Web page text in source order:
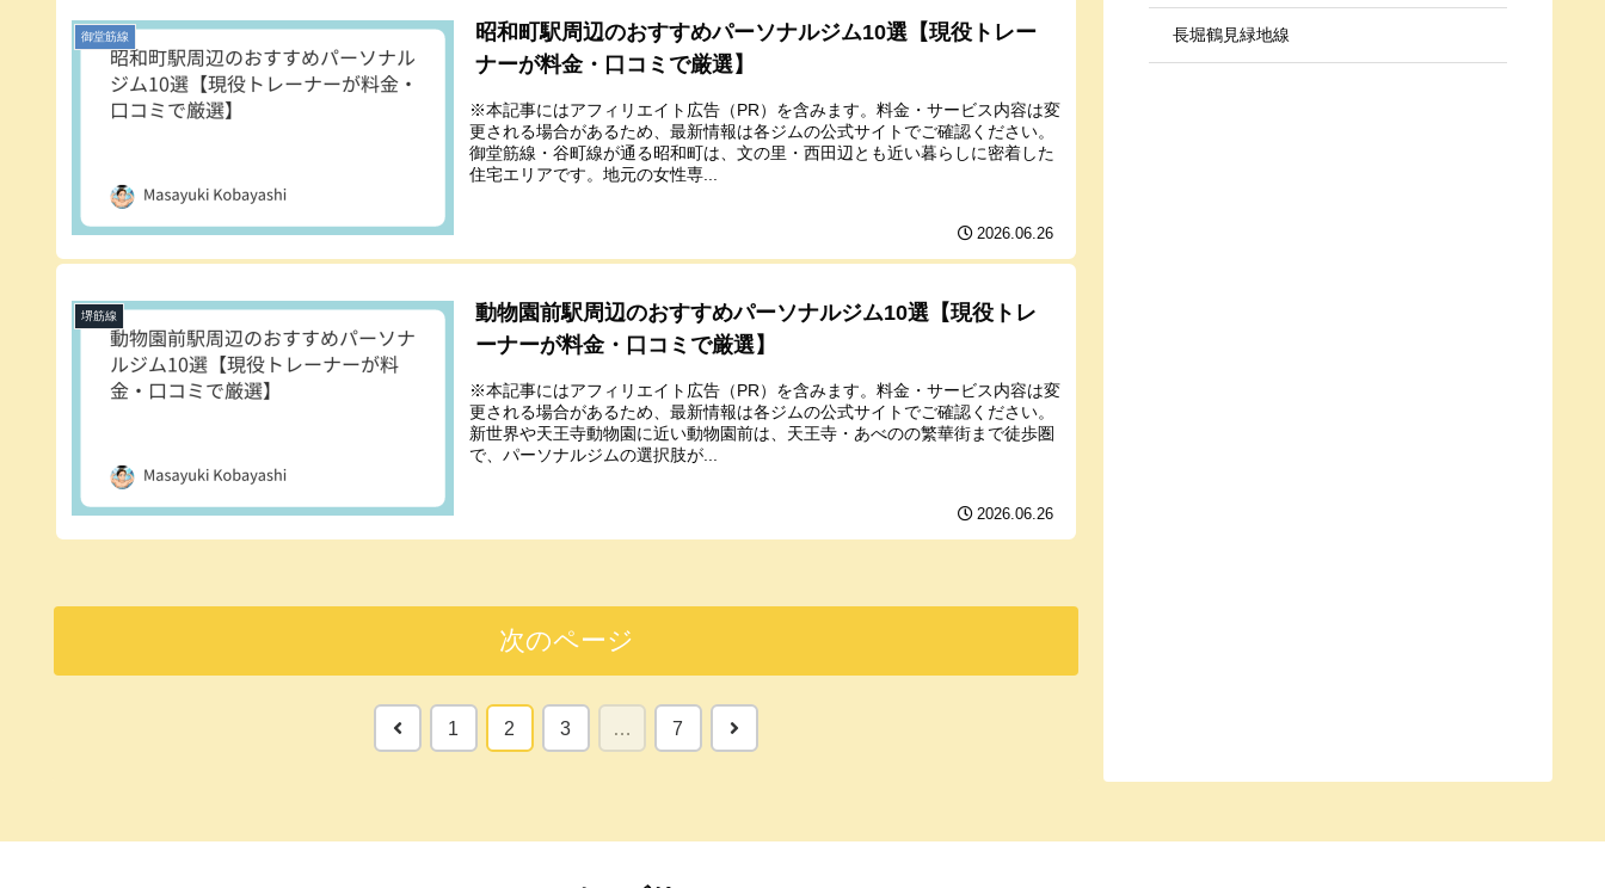
御堂筋線
昭和町駅周辺のおすすめパーソナルジム10選【現役トレー
ナーが料金・口コミで厳選】
※本記事にはアフィリエイト広告（PR）を含みます。料金・サービス内容は変
更される場合があるため、最新情報は各ジムの公式サイトでご確認ください。
御堂筋線・谷町線が通る昭和町は、文の里・西田辺とも近い暮らしに密着した
住宅エリアです。地元の女性専...
2026.06.26
堺筋線
動物園前駅周辺のおすすめパーソナルジム10選【現役トレ
ーナーが料金・口コミで厳選】
※本記事にはアフィリエイト広告（PR）を含みます。料金・サービス内容は変
更される場合があるため、最新情報は各ジムの公式サイトでご確認ください。
新世界や天王寺動物園に近い動物園前は、天王寺・あべのの繁華街まで徒歩圏
で、パーソナルジムの選択肢が...
2026.06.26
次のページ
前 1 2 3 … 7 次
長堀鶴見緑地線